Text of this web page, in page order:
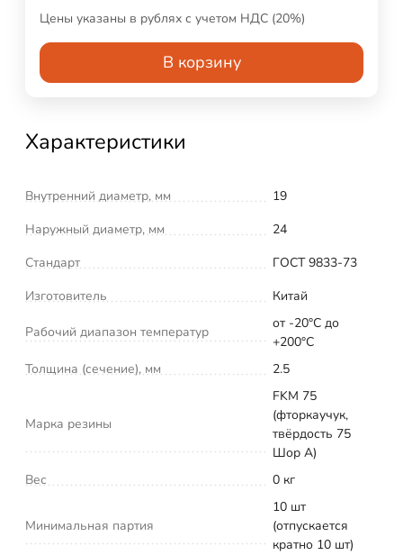
Цены указаны в рублях с учетом НДС (20%)
В корзину
Характеристики
Внутренний диаметр, мм
19
Наружный диаметр, мм
24
Стандарт
ГОСТ 9833-73
Изготовитель
Китай
Рабочий диапазон температур
от -20°С до
+200°С
Толщина (сечение), мм
2.5
Марка резины
FKM 75
(фторкаучук,
твёрдость 75
Шор А)
Вес
0 кг
Минимальная партия
10 шт
(отпускается
кратно 10 шт)